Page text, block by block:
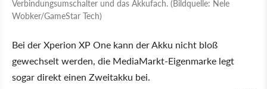
Verbindungsumschalter und das Akkufach. (Bildquelle: Nele
Wobker/GameStar Tech)
Bei der Xperion XP One kann der Akku nicht bloß
gewechselt werden, die MediaMarkt-Eigenmarke legt
sogar direkt einen Zweitakku bei.